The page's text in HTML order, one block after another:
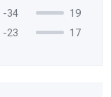
-34
19
-23 17